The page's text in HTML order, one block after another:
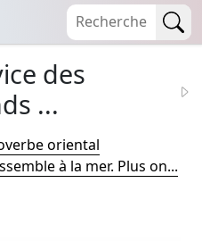
des
...
oriental
à la mer. Plus on...